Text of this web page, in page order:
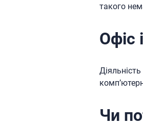
такого
Офіс
Чи